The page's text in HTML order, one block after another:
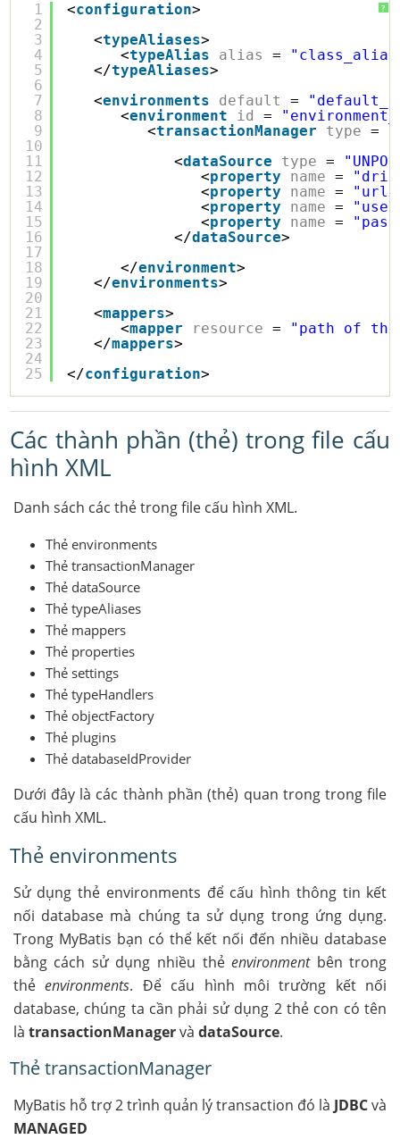
?
1
2
3
4
5
6
7
8
9
10
11
12
13
14
15
16
17
18
19
20
21
22
23
24
25
<configuration>
<typeAliases>
<typeAlias alias =
</typeAliases>
<environments default =
<environment id =
<transactionManager type =
<dataSource type =
<property name =
<property name = "url"
<property name =
<property name =
</dataSource>
</environment>
</environments>
<mappers>
<mapper resource = "path of
</mappers>
</configuration>
Các thành phần (thẻ) trong file cấu
hình XML
Danh sách các thẻ trong file cấu hình XML.
Thẻ environments
Thẻ transactionManager
Thẻ dataSource
Thẻ typeAliases
Thẻ mappers
Thẻ properties
Thẻ settings
Thẻ typeHandlers
Thẻ objectFactory
Thẻ plugins
Thẻ databaseIdProvider
Dưới đây là các thành phần (thẻ) quan trong trong file
cấu hình XML.
Thẻ environments
Sử dụng thẻ environments để cấu hình thông tin kết
nối database mà chúng ta sử dụng trong ứng dụng.
Trong MyBatis bạn có thể kết nối đến nhiều database
bằng cách sử dụng nhiều thẻenvironmentbên trong
thẻenvironments. Để cấu hình môi trường kết nối
database, chúng ta cần phải sử dụng 2 thẻ con có tên
là transactionManagervà dataSource.
Thẻ transactionManager
MyBatis hỗ trợ 2 trình quản lý transaction đó là JDBCvà
MANAGED